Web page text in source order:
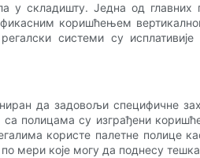
у складишту. Једна од
коришћењем
системи су
да задовољи специфичне
полицама су изграђени
користе палетне полице
мери које могу да поднесу